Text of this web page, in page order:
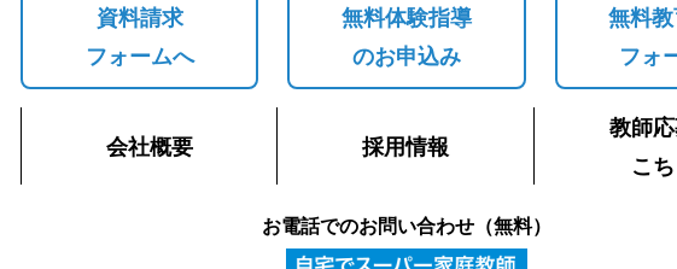
資料請求
フォームへ
無料体験指導
のお申込み
無料
フォ
会社概要 採用情報
教師
こ
お電話でのお問い合わせ（無料）